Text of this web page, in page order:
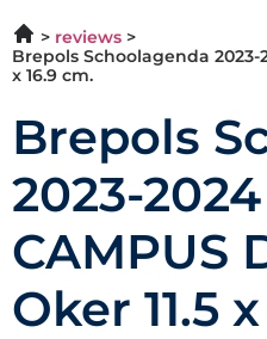
reviews
Brepols Schoolagenda 2023-
x 16.9 cm.
Brepols
2023-
CAMPUS
Oker 11.5